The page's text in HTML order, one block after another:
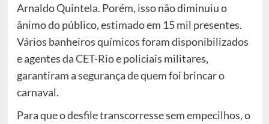
Arnaldo Quintela. Porém, isso não diminuiu o
ânimo do público, estimado em 15 mil presentes.
Vários banheiros químicos foram disponibilizados
e agentes da CET-Rio e policiais militares,
garantiram a segurança de quem foi brincar o
carnaval.
Para que o desfile transcorresse sem empecilhos, o